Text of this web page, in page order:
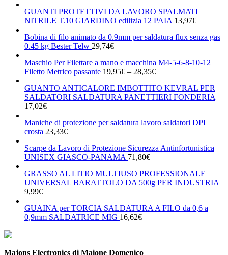
GUANTI PROTETTIVI DA LAVORO SPALMATI
NITRILE T.10 GIARDINO edilizia 12 PAIA 13,97€
Bobina di filo animato da 0.9mm per saldatura flux senza gas
0.45 kg Bester Telw 29,74€
Maschio Per Filettare a mano e macchina M4-5-6-8-10-12
Filetto Metrico passante 19,95€ – 28,35€
GUANTO ANTICALORE IMBOTTITO KEVRAL PER
SALDATORI SALDATURA PANETTIERI FONDERIA
17,02€
Maniche di protezione per saldatura lavoro saldatori DPI
crosta 23,33€
Scarpe da Lavoro di Protezione Sicurezza Antinfortunistica
UNISEX GIASCO-PANAMA 71,80€
GRASSO AL LITIO MULTIUSO PROFESSIONALE
UNIVERSAL BARATTOLO DA 500g PER INDUSTRIA
9,99€
GUAINA per TORCIA SALDATURA A FILO da 0,6 a
0,9mm SALDATRICE MIG 16,62€
Majons Electronics di Maione Domenico